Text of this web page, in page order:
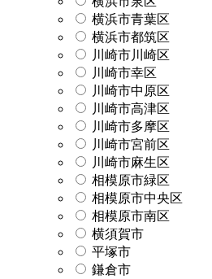
横浜市青葉区
横浜市都筑区
川崎市川崎区
川崎市幸区
川崎市中原区
川崎市高津区
川崎市多摩区
川崎市宮前区
川崎市麻生区
相模原市緑区
相模原市中央区
相模原市南区
横須賀市
平塚市
鎌倉市